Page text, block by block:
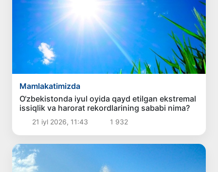
Mamlakatimizda
O‘zbekistonda iyul oyida qayd etilgan ekstremal
issiqlik va harorat rekordlarining sababi nima?
21 iyl 2026, 11:43 1 932